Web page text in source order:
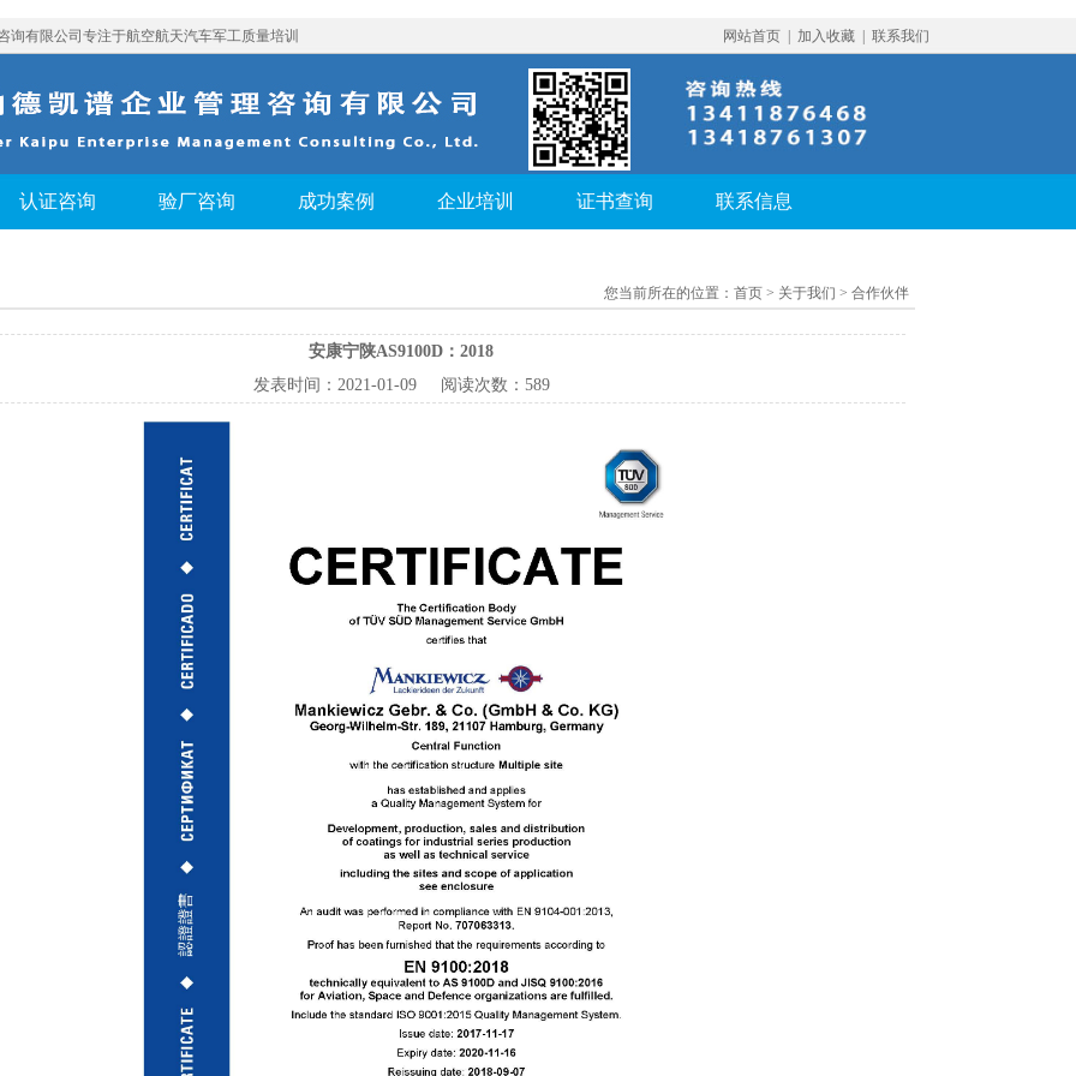
询有限公司专注于航空航天汽车军工质量培训 网站首页 加入收藏 联系我们
认证咨询 验厂咨询 成功案例 企业培训 证书查询 联系信息
您当前所在的位置： 首页> 关于我们 > 合作伙伴
安康宁陕AS9100D：2018
发表时间： 2021-01-09阅读次数： 589